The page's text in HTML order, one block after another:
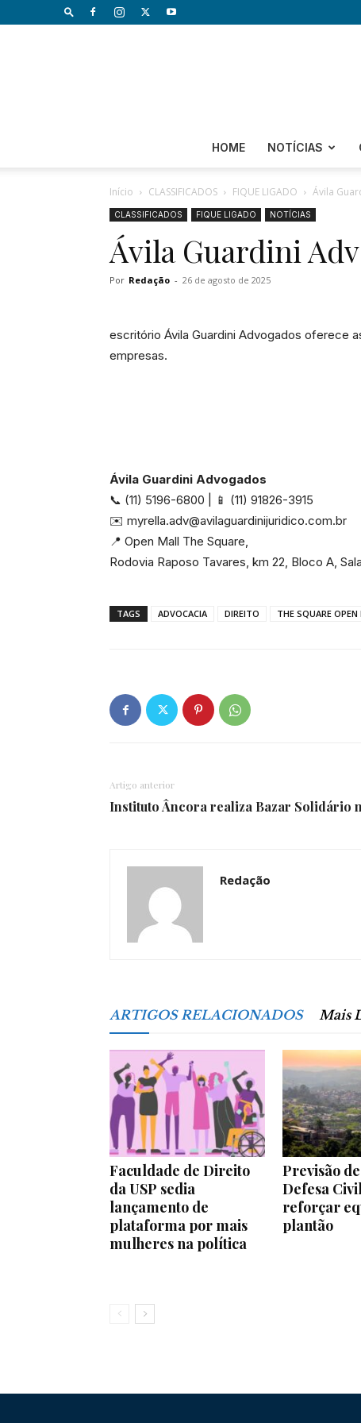
HOME NOTÍCIAS
Início CLASSIFICADOS FIQUE LIGADO Ávila
CLASSIFICADOS FIQUE LIGADO NOTÍCIAS
Ávila Guardini
Por Redação - 26 de agosto de 2025
escritório Ávila Guardini Advogados oferece
empresas.
Ávila Guardini Advogados
📞 (11) 5196-6800 | 📱 (11) 91826-3915
✉️ myrella.adv@avilaguardinijuridico.com.br
📍 Open Mall The Square,
Rodovia Raposo Tavares, km 22, Bloco A,
TAGS ADVOCACIA DIREITO THE SQUARE
Artigo anterior
Instituto Âncora realiza Bazar Solidário
Redação
ARTIGOS RELACIONADOS Mais
Faculdade de Direito
da USP sedia
lançamento de
plataforma por mais
mulheres na política
Previsão
Defesa
reforçar
plantão